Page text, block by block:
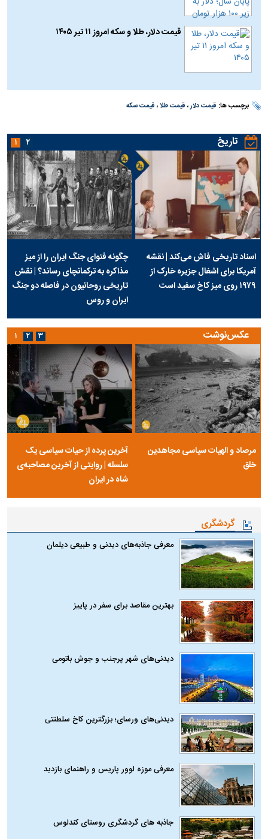
قیمت دلار، طلا و سکه امروز ۱۱ تیر ۱۴۰۵
برچسب ها: قیمت دلار، قیمت طلا، قیمت سکه
تاریخ
اسناد تاریخی فاش می‌کند | نقشه
آمریکا برای اشغال جزیره خارک از
۱۹۷۹ روی میز کاخ سفید است
چگونه فتوای جنگ ایران را از میز
مذاکره به ترکمانچای رساند؟ | نقش
تاریخی روحانیون در فاصله دو جنگ
ایران و روس
۱ ۲
عکس‌نوشت
مرصاد و الهیات سیاسی مجاهدین
خلق
آخرین پرده از حیات سیاسی یک
سلسله | روایتی از آخرین مصاحبه‌ی
شاه در ایران
۱ ۲ ۳
گردشگری
معرفی جاذبه‌های دیدنی و طبیعی دیلمان
بهترین مقاصد برای سفر در پاییز
دیدنی‌های شهر پرجنب و جوش باتومی
دیدنی‌های ورسای؛ بزرگترین کاخ سلطنتی
معرفی موزه لوور پاریس و راهنمای بازدید
جاذبه های گردشگری روستای کندلوس